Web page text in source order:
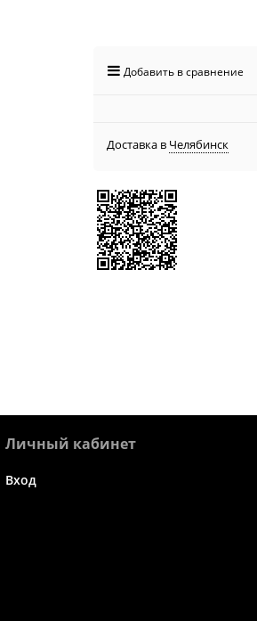
Добавить в сравнение
Доставка в Челябинск
Личный кабинет
Вход